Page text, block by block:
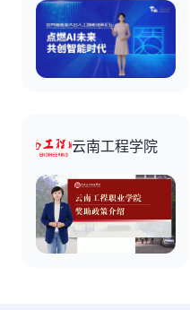
云南工程学院